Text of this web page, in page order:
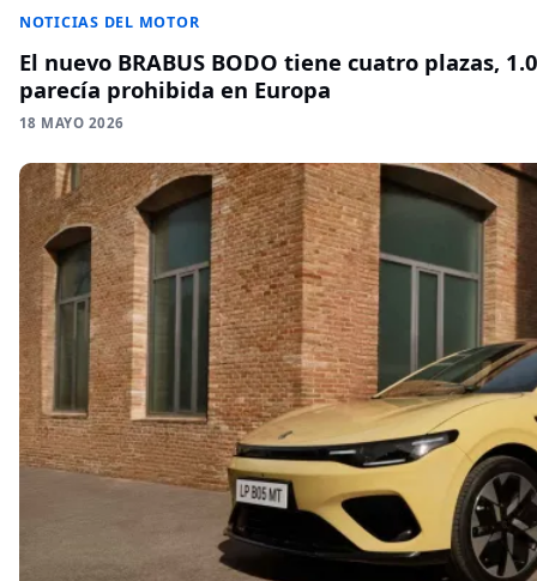
NOTICIAS DEL MOTOR
El nuevo BRABUS BODO tiene cuatro plazas,
parecía prohibida en Europa
18 MAYO 2026